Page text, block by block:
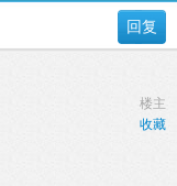
回复
楼主
收藏